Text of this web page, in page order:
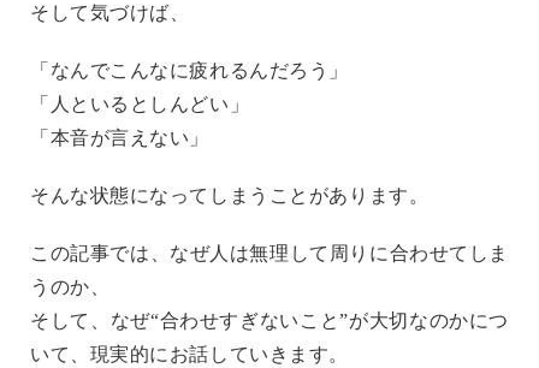
そして気づけば、
「なんでこんなに疲れるんだろう」
「人といるとしんどい」
「本音が言えない」
そんな状態になってしまうことがあります。
この記事では、なぜ人は無理して周りに合わせてしま
うのか、
そして、なぜ“合わせすぎないこと”が大切なのかにつ
いて、現実的にお話していきます。